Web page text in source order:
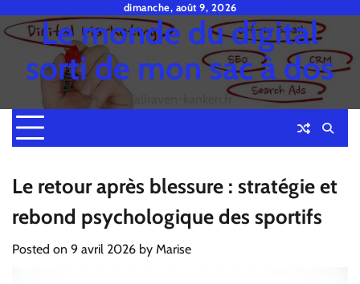
to
content
dimanche, août 9, 2026
Le monde du digital
sorti de mon sac à dos
fjallraven-kanken.fr
Le retour après blessure : stratégie et
rebond psychologique des sportifs
Posted on 9 avril 2026 by Marise